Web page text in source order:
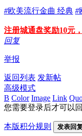
#欧美流行金曲 经典 #
注册城通盘奖励10元
回复
举报
返回列表 发新帖
高级模式
B Color Image Link
您需要登录后才可以
本版积分规则 发表回复